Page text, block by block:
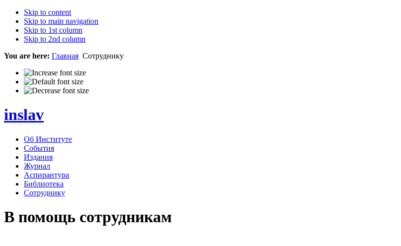
Skip to content
Skip to main navigation
Skip to 1st column
Skip to 2nd column
You are here: Главная Сотруднику
inslav
Об Институте
События
Издания
Журнал
Аспирантура
Библиотека
Сотруднику
В помощь сотрудникам